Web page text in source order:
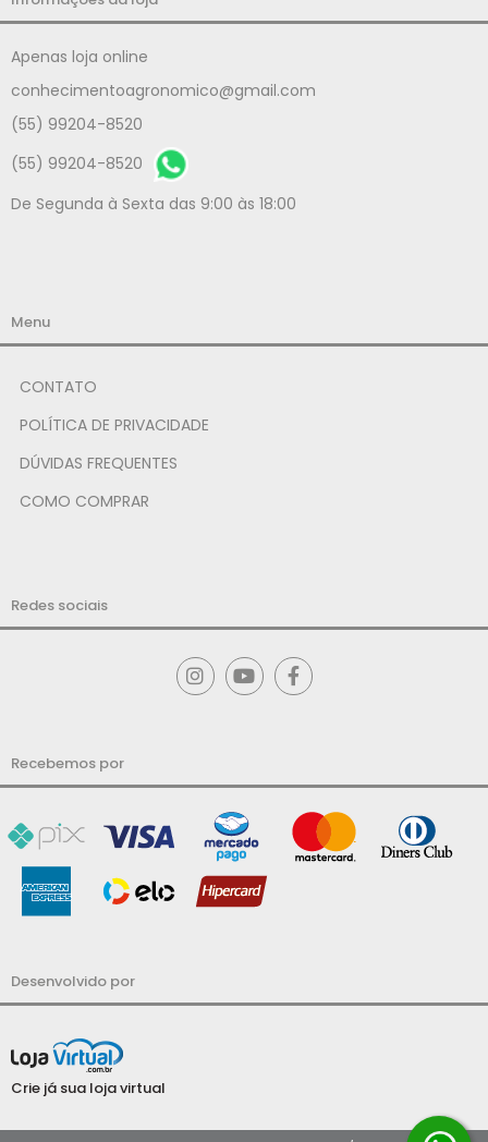
Apenas loja online
conhecimentoagronomico@gmail.com
(55) 99204-8520
(55) 99204-8520
De Segunda à Sexta das 9:00 às 18:00
Menu
CONTATO
POLÍTICA DE PRIVACIDADE
DÚVIDAS FREQUENTES
COMO COMPRAR
Redes sociais
Recebemos por
Desenvolvido por
Crie já sua loja virtual